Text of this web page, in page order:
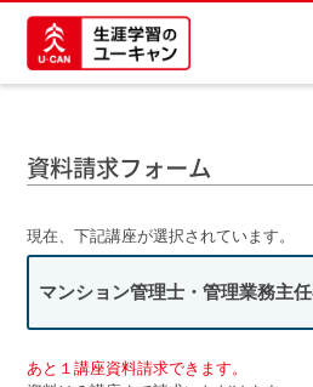
資料請求フォーム
現在、下記講座が選択されています。
マンション管理士・管理業務主
あと１講座資料請求できます。